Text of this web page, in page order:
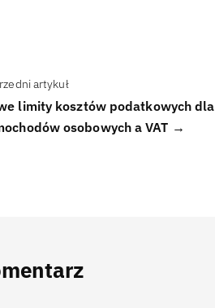
artykuł
limity kosztów podatkowych dla
osobowych a VAT →